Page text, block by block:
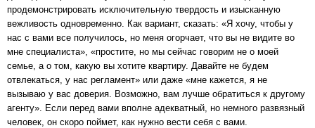
продемонстрировать исключительную твердость и изысканную
вежливость одновременно. Как вариант, сказать: «Я хочу, чтобы у
нас с вами все получилось, но меня огорчает, что вы не видите во
мне специалиста», «простите, но мы сейчас говорим не о моей
семье, а о том, какую вы хотите квартиру. Давайте не будем
отвлекаться, у нас регламент» или даже «мне кажется, я не
вызываю у вас доверия. Возможно, вам лучше обратиться к другому
агенту». Если перед вами вполне адекватный, но немного развязный
человек, он скоро поймет, как нужно вести себя с вами.